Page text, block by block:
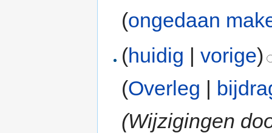
(ongedaan
(huidig |vorige)
(Overleg |
(Wijzigingen